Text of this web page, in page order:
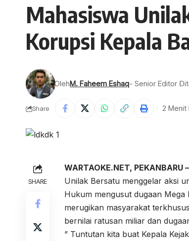
Mahasiswa
Korupsi Kepala
OlehM. Faheem Eshaq- Senior Editor
Share 2 Menit
SHARE
WARTAOKE.NET, PEKANBARU –
Unilak Bersatu menggelar aksi
Hukum mengusut dugaan
merugikan masyarakat
bernilai ratusan miliar dan
” Tuntutan kita buat Kepala